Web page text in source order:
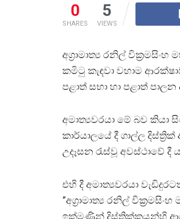
0
SHARES
5
VIEWS
අග්‍රාමාත්‍ය රනිල්
කමිටු කැඳවා වහාම
පළාත් සභා හා පළාත්
අමාත්‍යවරයා මේ බව කියා
කාර්යාලයේ දී ගාල්ල
උදෑසන රැස්වූ අවස්ථාවේ දී
එහි දී අමාත්‍යවරයා
”අග්‍රාමාත්‍ය රනිල්
ඉක්මණින් දිස්ත්‍රික්කයන්හි